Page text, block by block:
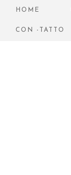
HOME
CON -TATTO